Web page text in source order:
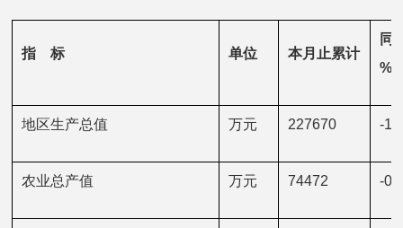
指    标 单位 本月止累计
同
%
地区生产总值 万元 227670 -
农业总产值 万元 74472 -